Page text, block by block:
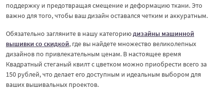
поддержку и предотвращая смещение и деформацию ткани. Это
важно для того, чтобы ваш дизайн оставался четким и аккуратным.
Обязательно загляните в нашу категорию дизайны машинной
вышивки со скидкой, где вы найдете множество великолепных
дизайнов по привлекательным ценам. В настоящее время
Квадратный стеганый квилт с цветком можно приобрести всего за
150 рублей, что делает его доступным и идеальным выбором для
ваших вышивальных проектов.